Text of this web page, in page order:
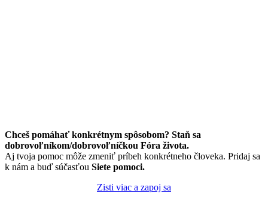
Chceš pomáhať konkrétnym spôsobom? Staň sa
dobrovoľníkom/dobrovoľníčkou Fóra života.
Aj tvoja pomoc môže zmeniť príbeh konkrétneho človeka. Pridaj sa
k nám a buď súčasťou Siete pomoci.
Zisti viac a zapoj sa